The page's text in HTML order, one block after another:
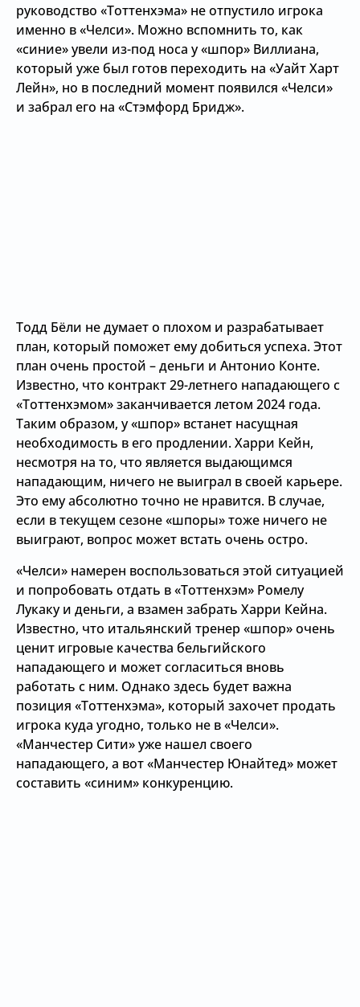
руководство «Тоттенхэма» не отпустило игрока
именно в «Челси». Можно вспомнить то, как
«синие» увели из-под носа у «шпор» Виллиана,
который уже был готов переходить на «Уайт Харт
Лейн», но в последний момент появился «Челси»
и забрал его на «Стэмфорд Бридж».
Тодд Бёли не думает о плохом и разрабатывает
план, который поможет ему добиться успеха. Этот
план очень простой – деньги и Антонио Конте.
Известно, что контракт 29-летнего нападающего с
«Тоттенхэмом» заканчивается летом 2024 года.
Таким образом, у «шпор» встанет насущная
необходимость в его продлении. Харри Кейн,
несмотря на то, что является выдающимся
нападающим, ничего не выиграл в своей карьере.
Это ему абсолютно точно не нравится. В случае,
если в текущем сезоне «шпоры» тоже ничего не
выиграют, вопрос может встать очень остро.
«Челси» намерен воспользоваться этой ситуацией
и попробовать отдать в «Тоттенхэм» Ромелу
Лукаку и деньги, а взамен забрать Харри Кейна.
Известно, что итальянский тренер «шпор» очень
ценит игровые качества бельгийского
нападающего и может согласиться вновь
работать с ним. Однако здесь будет важна
позиция «Тоттенхэма», который захочет продать
игрока куда угодно, только не в «Челси».
«Манчестер Сити» уже нашел своего
нападающего, а вот «Манчестер Юнайтед» может
составить «синим» конкуренцию.